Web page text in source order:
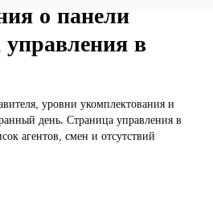
о панели
в
уровни укомплектования и
день. Страница управления в
агентов, смен и отсутствий